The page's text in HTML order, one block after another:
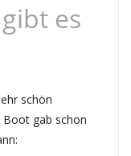
es
schön
Boot gab schon